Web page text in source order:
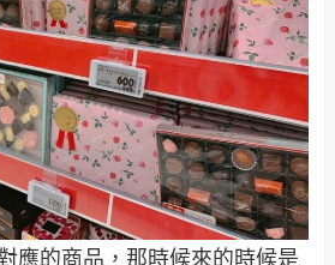
應的商品，那時候來的時候是